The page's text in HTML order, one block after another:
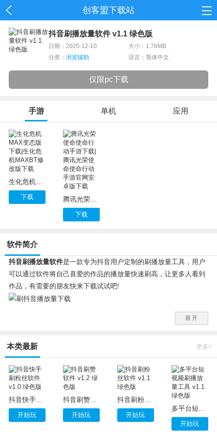
创客盟下载站
资讯
抖音刷播放量软件 v1.1 绿色版
日期：2025-12-10
大小：1.76MB
分类： 浏览辅助 语言：简体中文
仅限pc下载
手游 单机 应用
生化危机MAX变态版下载|生化危机MAXBT修改版下载
下载 腾讯光荣使命使命行动手游下载|腾讯光荣使命使命行动手游官网安卓版下载
下载
软件简介
抖音刷播放量软件是一款专为抖音用户定制的刷播放量工具，用户
可以通过软件将自己喜爱的作品的播放量快速刷高，让更多人看到
作品，有需要的朋友快来下载试试吧!
要刷赞或是播放量，前提是要保证你的视频质量过得去，不然很明
播放量、粉丝、点赞、评论，可以去66闲号
短视频刷播放量工具使用说明：
短视频刷播放量工具，目前支持平台：抖音、火山、美拍这3个视
频平台，火山小视频平台不能看见播放量，但是实际上是有的，美
拍视频不支持大量刷播放量，大量刷需要用IP地址。
什么是抖音短视频：
抖音是一款音乐创意短视频社交软件，是一个专注年轻人的15秒音
乐短视频社区。用户可以通过这款软件选择歌曲，拍摄15秒的音乐
展开
本类最新 更多+
抖音快手刷粉丝软件 v1.0 绿色版
开始玩
抖音刷赞软件 v1.2 绿色版
开始玩
抖音刷粉丝软件 v1.1 绿色版
开始玩
开始玩